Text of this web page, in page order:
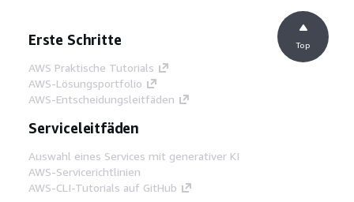
Erste Schritte
AWS Praktische Tutorials
AWS-Lösungsportfolio
AWS-Entscheidungsleitfäden
Serviceleitfäden
Auswahl eines Services mit generativer KI
AWS-Servicerichtlinien
AWS-CLI-Tutorials auf GitHub
Top